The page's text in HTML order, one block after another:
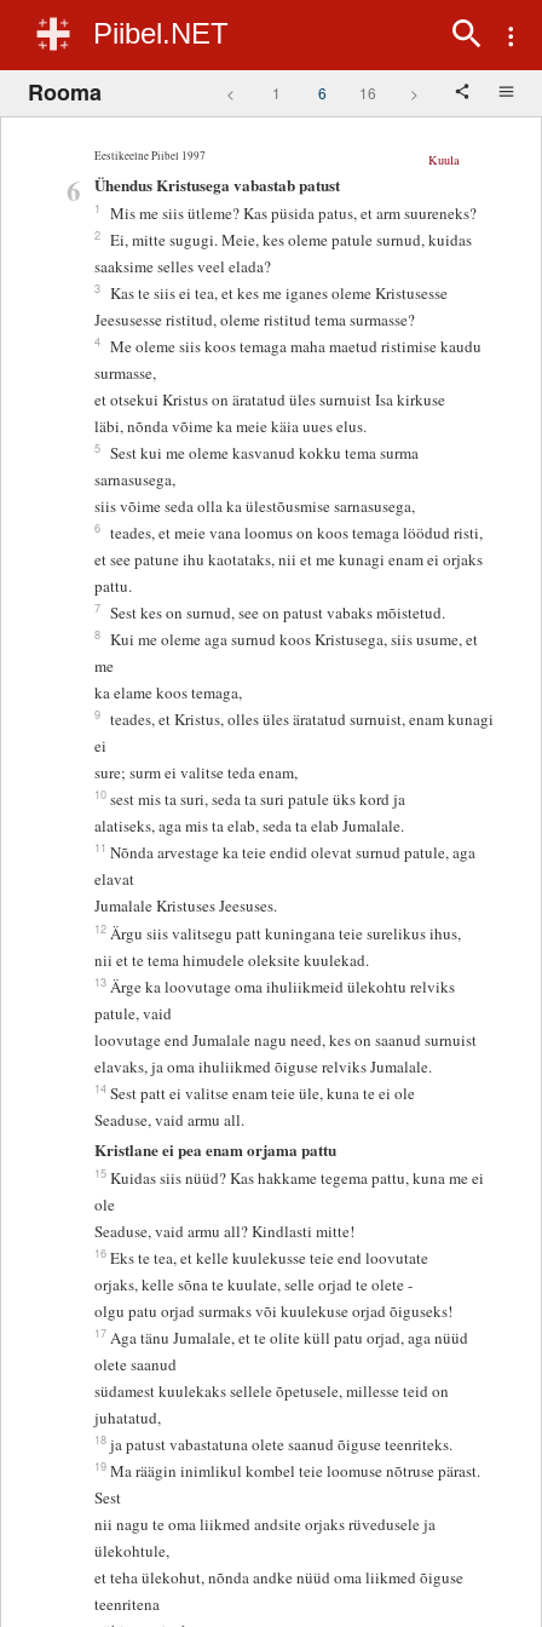
Piibel.NET
Rooma < 1 6 16 >
Eestikeelne Piibel 1997
6
Kuula
Ühendus Kristusega vabastab patust
1 Mis me siis ütleme? Kas püsida patus, et arm suureneks?
2 Ei, mitte sugugi. Meie, kes oleme patule surnud, kuidas
saaksime selles veel elada?
3 Kas te siis ei tea, et kes me iganes oleme Kristusesse
Jeesusesse ristitud, oleme ristitud tema surmasse?
4 Me oleme siis koos temaga maha maetud ristimise kaudu
surmasse,
et otsekui Kristus on äratatud üles surnuist Isa kirkuse
läbi, nõnda võime ka meie käia uues elus.
5 Sest kui me oleme kasvanud kokku tema surma
sarnasusega,
siis võime seda olla ka ülestõusmise sarnasusega,
6 teades, et meie vana loomus on koos temaga löödud risti,
et see patune ihu kaotataks, nii et me kunagi enam ei orjaks
pattu.
7 Sest kes on surnud, see on patust vabaks mõistetud.
8 Kui me oleme aga surnud koos Kristusega, siis usume, et
me
ka elame koos temaga,
9 teades, et Kristus, olles üles äratatud surnuist, enam kunagi
ei
sure; surm ei valitse teda enam,
10 sest mis ta suri, seda ta suri patule üks kord ja
alatiseks, aga mis ta elab, seda ta elab Jumalale.
11 Nõnda arvestage ka teie endid olevat surnud patule, aga
elavat
Jumalale Kristuses Jeesuses.
12 Ärgu siis valitsegu patt kuningana teie surelikus ihus,
nii et te tema himudele oleksite kuulekad.
13 Ärge ka loovutage oma ihuliikmeid ülekohtu relviks
patule, vaid
loovutage end Jumalale nagu need, kes on saanud surnuist
elavaks, ja oma ihuliikmed õiguse relviks Jumalale.
14 Sest patt ei valitse enam teie üle, kuna te ei ole
Seaduse, vaid armu all.
Kristlane ei pea enam orjama pattu
15 Kuidas siis nüüd? Kas hakkame tegema pattu, kuna me ei
ole
Seaduse, vaid armu all? Kindlasti mitte!
16 Eks te tea, et kelle kuulekusse teie end loovutate
orjaks, kelle sõna te kuulate, selle orjad te olete -
olgu patu orjad surmaks või kuulekuse orjad õiguseks!
17 Aga tänu Jumalale, et te olite küll patu orjad, aga nüüd
olete saanud
südamest kuulekaks sellele õpetusele, millesse teid on
juhatatud,
18 ja patust vabastatuna olete saanud õiguse teenriteks.
19 Ma räägin inimlikul kombel teie loomuse nõtruse pärast.
Sest
nii nagu te oma liikmed andsite orjaks rüvedusele ja
ülekohtule,
et teha ülekohut, nõnda andke nüüd oma liikmed õiguse
teenritena